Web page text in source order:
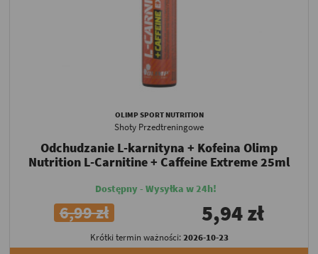
OLIMP SPORT NUTRITION
Shoty Przedtreningowe
Odchudzanie L-karnityna + Kofeina Olimp
Nutrition L-Carnitine + Caffeine Extreme 25ml
Dostępny - Wysyłka w 24h!
6,99 zł 5,94 zł
Krótki termin ważności:2026-10-23